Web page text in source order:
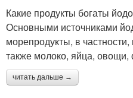
Какие продукты богаты
Основными источниками
морепродукты, в
также молоко, яйца, овощи,
читать дальше →